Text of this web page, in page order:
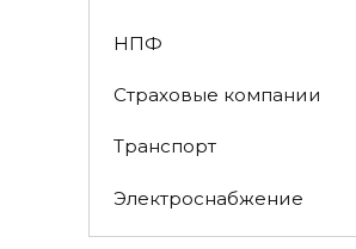
НПФ
Страховые компании
Транспорт
Электроснабжение